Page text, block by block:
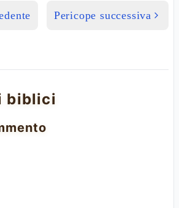
Pericope successiva
biblici